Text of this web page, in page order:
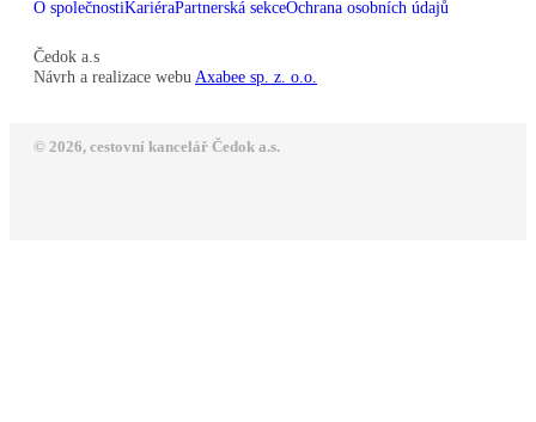
O společnostiKariéraPartnerská sekceOchrana osobních údajů
Čedok a.s
Návrh a realizace webu Axabee sp. z. o.o.
© 2026, cestovní kancelář Čedok a.s.